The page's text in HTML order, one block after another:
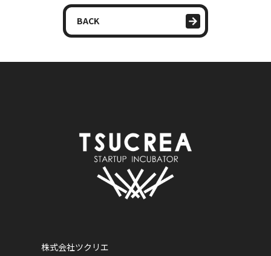
BACK
株式会社ツクリエ